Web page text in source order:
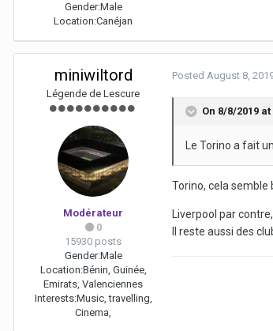
Gender:Male
Location:Canéjan
miniwiltord
Légende de Lescure
Modérateur
0
15930 posts
Gender:Male
Location:Bénin, Guinée,
Emirats, Valenciennes
Interests:Music, travelling,
Cinema,
Posted August 8,
On 8/8/2019 at
Le Torino a fait
Torino, cela semble
Liverpool par
Il reste aussi des